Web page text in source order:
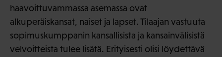
haavoittuvammassa asemassa ovat
alkuperäiskansat, naiset ja lapset. Tilaajan vastuuta
sopimuskumppanin kansallisista ja kansainvälisistä
velvoitteista tulee lisätä. Erityisesti olisi löydettävä